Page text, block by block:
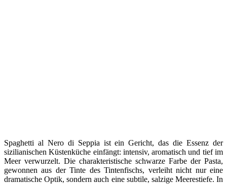
Spaghetti al Nero di Seppia ist ein Gericht, das die Essenz der
sizilianischen Küstenküche einfängt: intensiv, aromatisch und tief im
Meer verwurzelt. Die charakteristische schwarze Farbe der Pasta,
gewonnen aus der Tinte des Tintenfischs, verleiht nicht nur eine
dramatische Optik, sondern auch eine subtile, salzige Meerestiefe. In